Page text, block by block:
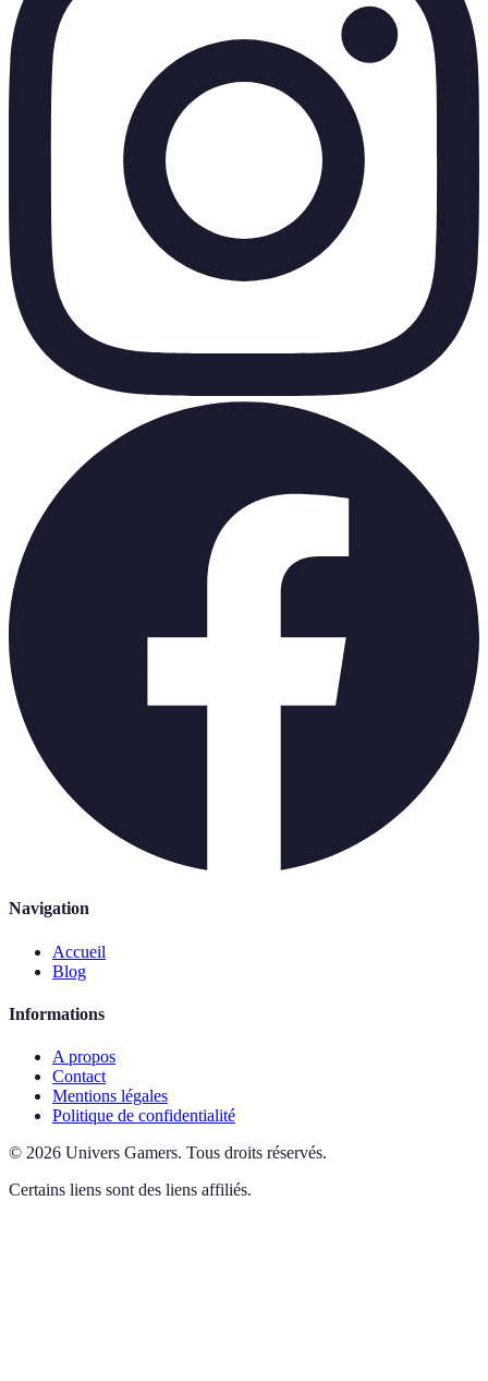
Navigation
Accueil
Blog
Informations
A propos
Contact
Mentions légales
Politique de confidentialité
© 2026 Univers Gamers. Tous droits réservés.
Certains liens sont des liens affiliés.